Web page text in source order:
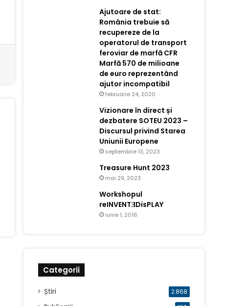
Ajutoare de stat:
România trebuie să
recupereze de la
operatorul de transport
feroviar de marfă CFR
Marfă 570 de milioane
de euro reprezentând
ajutor incompatibil
februarie 24, 2020
Vizionare în direct și
dezbatere SOTEU 2023 –
Discursul privind Starea
Uniunii Europene
septembrie 13, 2023
Treasure Hunt 2023
mai 29, 2023
Workshopul
reINVENTƎDisPLAY
iunie 1, 2016
Categorii
Știri 2.868